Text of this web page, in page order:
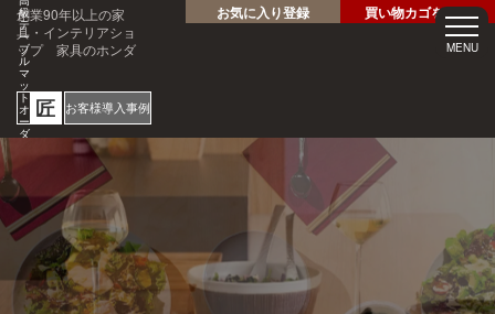
創業90年以上の家
具・インテリアショ
ップ 家具のホンダ
級
テ
ー
ブ
ル
マ
ッ
ト
オ
ー
ダ
ズ
専
店
匠 お客様導入事例
ホテル・レストラン・企業
様の大事なテーブルを傷・
汚れから守る！
サン
プル
請求
1mm
単位
オー
ダー
サイ
ズ
見積
り
請求
書対
応
短納
期
専門
家対
応
お気に入り登録 買い物カゴを見る
MENU